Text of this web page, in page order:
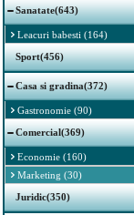
Sanatate(643)
Leacuri babesti (164)
Sport(456)
Casa si gradina(372)
Gastronomie (90)
Comercial(369)
Economie (160)
Marketing (30)
Juridic(350)